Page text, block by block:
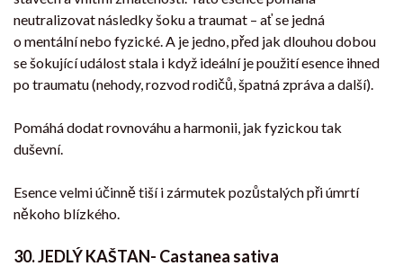
neutralizovat následky šoku a traumat – ať se jedná
o mentální nebo fyzické. A je jedno, před jak dlouhou dobou
se šokující událost stala i když ideální je použití esence ihned
po traumatu (nehody, rozvod rodičů, špatná zpráva a další).
Pomáhá dodat rovnováhu a harmonii, jak fyzickou tak
duševní.
Esence velmi účinně tiší i zármutek pozůstalých při úmrtí
někoho blízkého.
30.JEDLÝ KAŠTAN- Castanea sativa